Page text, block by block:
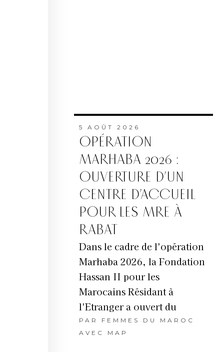
5 AOÛT 2026
OPÉRATION
MARHABA 2026 :
OUVERTURE D’UN
CENTRE D’ACCUEIL
POUR LES MRE À
RABAT
Dans le cadre de l'opération
Marhaba 2026, la Fondation
Hassan II pour les
Marocains Résidant à
l'Etranger a ouvert du
PAR FEMMES DU MAROC
AVEC MAP